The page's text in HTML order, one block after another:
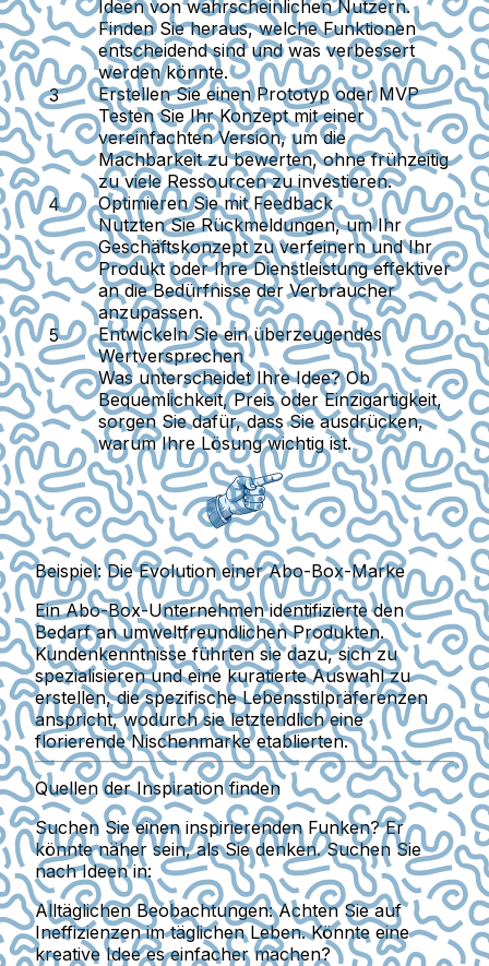
Ideen von wahrscheinlichen Nutzern.
Finden Sie heraus, welche Funktionen
entscheidend sind und was verbessert
werden könnte.
Erstellen Sie einen Prototyp oder MVP
Testen Sie Ihr Konzept mit einer
vereinfachten Version, um die
Machbarkeit zu bewerten, ohne frühzeitig
zu viele Ressourcen zu investieren.
Optimieren Sie mit Feedback
Nutzten Sie Rückmeldungen, um Ihr
Geschäftskonzept zu verfeinern und Ihr
Produkt oder Ihre Dienstleistung effektiver
an die Bedürfnisse der Verbraucher
anzupassen.
Entwickeln Sie ein überzeugendes
Wertversprechen
Was unterscheidet Ihre Idee? Ob
Bequemlichkeit, Preis oder Einzigartigkeit,
sorgen Sie dafür, dass Sie ausdrücken,
warum Ihre Lösung wichtig ist.
Beispiel: Die Evolution einer Abo-Box-Marke
Ein Abo-Box-Unternehmen identifizierte den
Bedarf an umweltfreundlichen Produkten.
Kundenkenntnisse führten sie dazu, sich zu
spezialisieren und eine kuratierte Auswahl zu
erstellen, die spezifische Lebensstilpräferenzen
anspricht, wodurch sie letztendlich eine
florierende Nischenmarke etablierten.
Quellen der Inspiration finden
Suchen Sie einen inspirierenden Funken? Er
könnte näher sein, als Sie denken. Suchen Sie
nach Ideen in:
Alltäglichen Beobachtungen:Achten Sie auf
Ineffizienzen im täglichen Leben. Könnte eine
kreative Idee es einfacher machen?